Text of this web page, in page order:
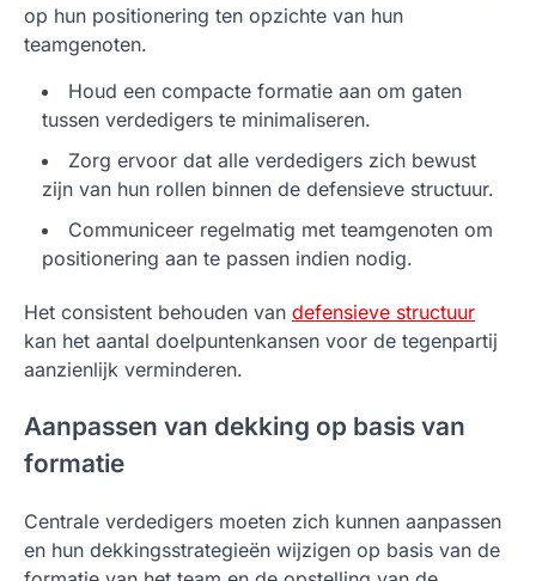
op hun positionering ten opzichte van hun
teamgenoten.
Houd een compacte formatie aan om gaten
tussen verdedigers te minimaliseren.
Zorg ervoor dat alle verdedigers zich bewust
zijn van hun rollen binnen de defensieve structuur.
Communiceer regelmatig met teamgenoten om
positionering aan te passen indien nodig.
Het consistent behouden van defensieve structuur
kan het aantal doelpuntenkansen voor de tegenpartij
aanzienlijk verminderen.
Aanpassen van dekking op basis van
formatie
Centrale verdedigers moeten zich kunnen aanpassen
en hun dekkingsstrategieën wijzigen op basis van de